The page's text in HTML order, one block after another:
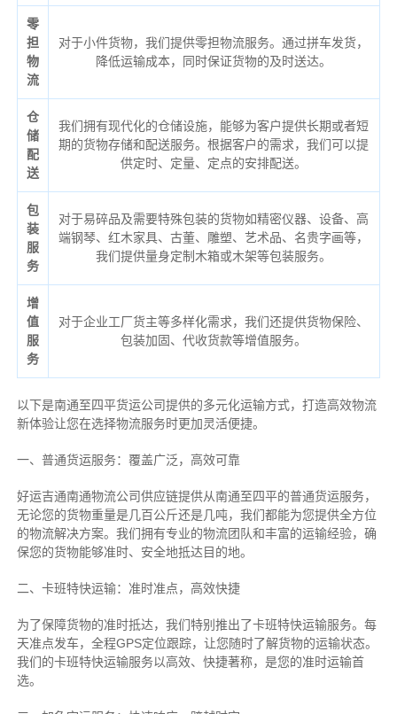
零
担
物
流
对于小件货物，我们提供零担物流服务。通过拼车发货，
降低运输成本，同时保证货物的及时送达。
仓
储
配
送
我们拥有现代化的仓储设施，能够为客户提供长期或者短
期的货物存储和配送服务。根据客户的需求，我们可以提
供定时、定量、定点的安排配送。
包
装
服
务
对于易碎品及需要特殊包装的货物如精密仪器、设备、高
端钢琴、红木家具、古董、雕塑、艺术品、名贵字画等，
我们提供量身定制木箱或木架等包装服务。
增
值
服
务
对于企业工厂货主等多样化需求，我们还提供货物保险、
包装加固、代收货款等增值服务。
以下是南通至四平货运公司提供的多元化运输方式，打造高效物流
新体验让您在选择物流服务时更加灵活便捷。
一、普通货运服务：覆盖广泛，高效可靠
好运吉通南通物流公司供应链提供从南通至四平的普通货运服务，
无论您的货物重量是几百公斤还是几吨，我们都能为您提供全方位
的物流解决方案。我们拥有专业的物流团队和丰富的运输经验，确
保您的货物能够准时、安全地抵达目的地。
二、卡班特快运输：准时准点，高效快捷
为了保障货物的准时抵达，我们特别推出了卡班特快运输服务。每
天准点发车，全程GPS定位跟踪，让您随时了解货物的运输状态。
我们的卡班特快运输服务以高效、快捷著称，是您的准时运输首
选。